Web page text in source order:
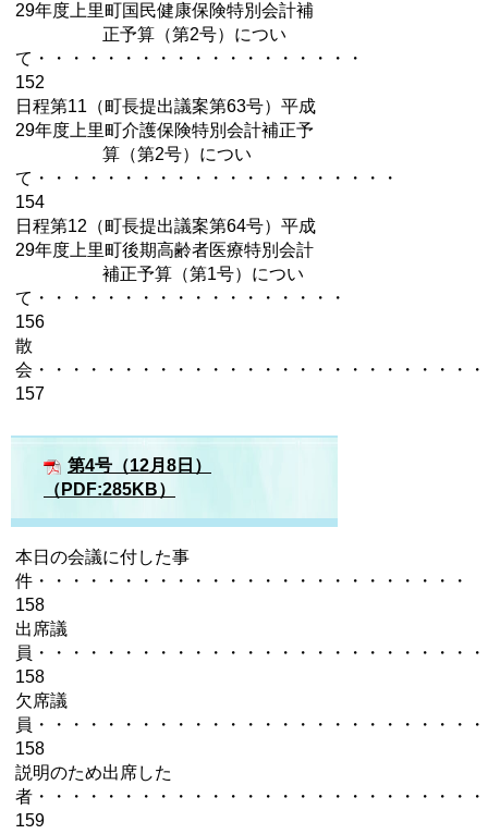
29年度上里町国民健康保険特別会計補
正予算（第2号）につい
て・・・・・・・・・・・・・・・・・・・
152
日程第11（町長提出議案第63号）平成
29年度上里町介護保険特別会計補正予
算（第2号）につい
て・・・・・・・・・・・・・・・・・・・・・
154
日程第12（町長提出議案第64号）平成
29年度上里町後期高齢者医療特別会計
補正予算（第1号）につい
て・・・・・・・・・・・・・・・・・・
156
散
会・・・・・・・・・・・・・・・・・・・・・・・・・
157
第4号（12月8日）
（PDF:285KB）
本日の会議に付した事
件・・・・・・・・・・・・・・・・・・・・・・・・・
158
出席議
員・・・・・・・・・・・・・・・・・・・・・・・・・
158
欠席議
員・・・・・・・・・・・・・・・・・・・・・・・・・
158
説明のため出席した
者・・・・・・・・・・・・・・・・・・・・・・・・・・
159